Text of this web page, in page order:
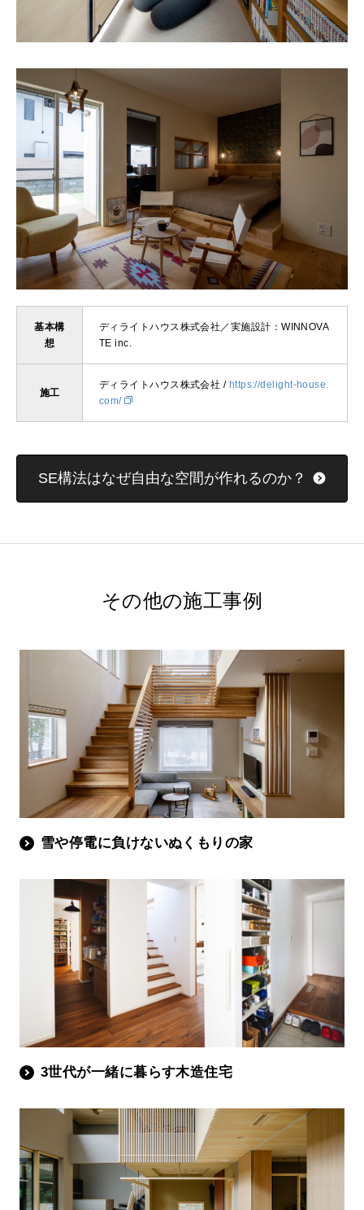
基本構
想
ディライトハウス株式会社／実施設計：WINNOVA
TE inc.
施工
ディライトハウス株式会社 / https://delight-house.
com/
SE構法はなぜ自由な空間が作れるのか？
その他の施工事例
雪や停電に負けないぬくもりの家
3世代が一緒に暮らす木造住宅